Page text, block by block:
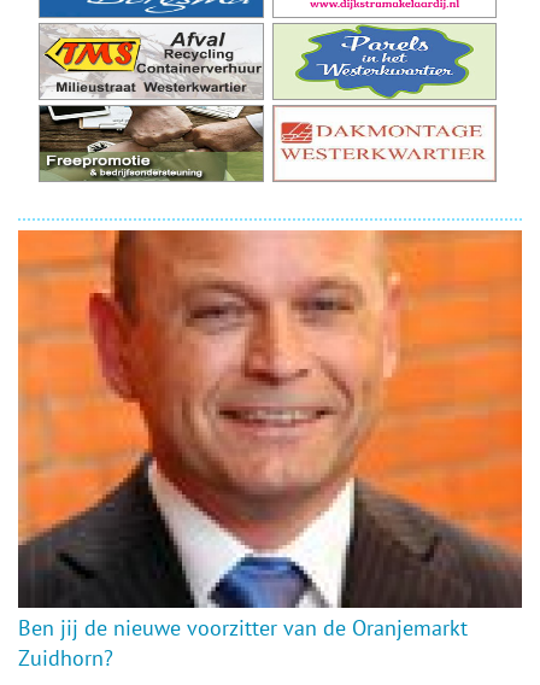
Ben jij de nieuwe voorzitter van de Oranjemarkt
Zuidhorn?